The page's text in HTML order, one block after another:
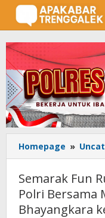
Lewati
konten
Homepage »
Semarak Fun
Polri Bersama
Bhayangkara